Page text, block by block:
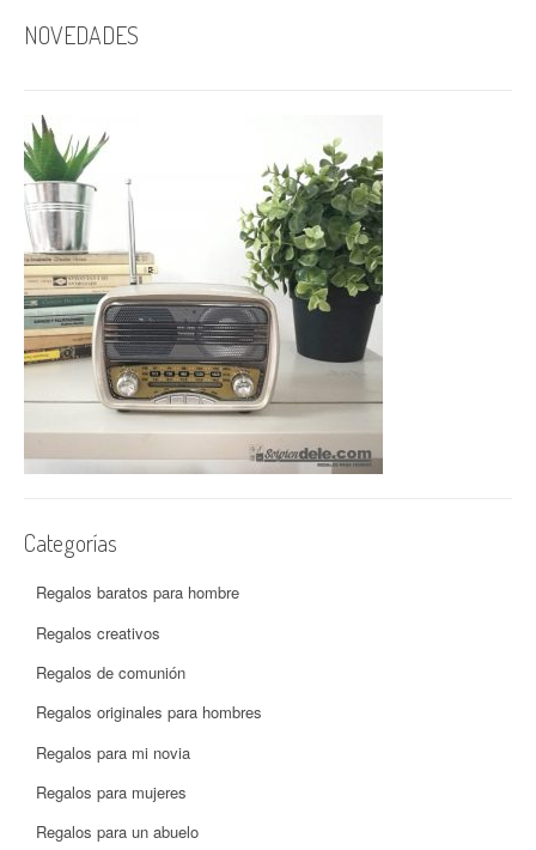
NOVEDADES
Categorías
Regalos baratos para hombre
Regalos creativos
Regalos de comunión
Regalos originales para hombres
Regalos para mi novia
Regalos para mujeres
Regalos para un abuelo